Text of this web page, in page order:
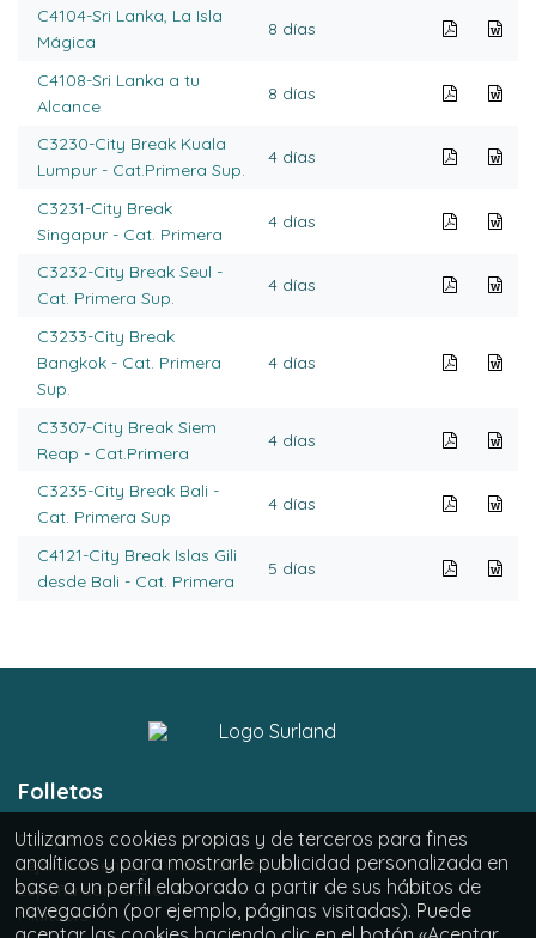
C4104-Sri Lanka, La Isla
Mágica
8 días
C4108-Sri Lanka a tu
Alcance
8 días
C3230-City Break Kuala
Lumpur - Cat.Primera Sup.
4 días
C3231-City Break
Singapur - Cat. Primera
4 días
C3232-City Break Seul -
Cat. Primera Sup.
4 días
C3233-City Break
Bangkok - Cat. Primera
Sup.
4 días
C3307-City Break Siem
Reap - Cat.Primera
4 días
C3235-City Break Bali -
Cat. Primera Sup
4 días
C4121-City Break Islas Gili
desde Bali - Cat. Primera
5 días
Folletos
Europa
Lejano Oriente y Otras Culturas
España con Clase
Minitours
Utilizamos cookies propias y de terceros para fines
analíticos y para mostrarle publicidad personalizada en
base a un perfil elaborado a partir de sus hábitos de
navegación (por ejemplo, páginas visitadas). Puede